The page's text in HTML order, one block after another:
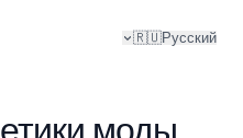
🇷🇺Русский
моды